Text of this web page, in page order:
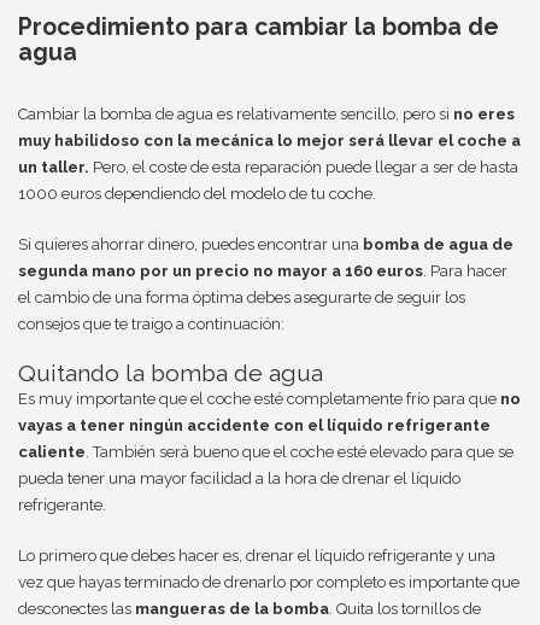
Procedimiento para cambiar la bomba de
agua
Cambiar la bomba de agua es relativamente sencillo, pero si no eres
muy habilidoso con la mecánica lo mejor será llevar el coche a
un taller. Pero, el coste de esta reparación puede llegar a ser de hasta
1000 euros dependiendo del modelo de tu coche.
Si quieres ahorrar dinero, puedes encontrar una bomba de agua de
segunda mano por un precio no mayor a 160 euros . Para hacer
el cambio de una forma óptima debes asegurarte de seguir los
consejos que te traigo a continuación:
Quitando la bomba de agua
Es muy importante que el coche esté completamente frío para que no
vayas a tener ningún accidente con el líquido refrigerante
caliente. También será bueno que el coche esté elevado para que se
pueda tener una mayor facilidad a la hora de drenar el líquido
refrigerante.
Lo primero que debes hacer es, drenar el líquido refrigerante y una
vez que hayas terminado de drenarlo por completo es importante que
desconectes las mangueras de la bomba . Quita los tornillos de